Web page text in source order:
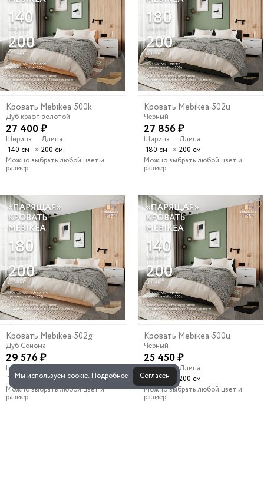
Мы используем cookie. Подробнее Согласен
Кровать Mebikea-500k
Дуб крафт золотой
27 400 ₽
Ширина
140 см х
Длина
200 см
Можно выбрать любой цвет и
размер
Кровать Mebikea-502u
Черный
27 856 ₽
Ширина
180 см х
Длина
200 см
Можно выбрать любой цвет и
размер
Кровать Mebikea-502g
Дуб Сонома
29 576 ₽
Ширина
180 см х 200 см
Можно выбрать любой цвет и
размер
Кровать Mebikea-500u
Черный
25 450 ₽
Ширина
140 см
Длина
200 см
Можно выбрать любой цвет и
размер